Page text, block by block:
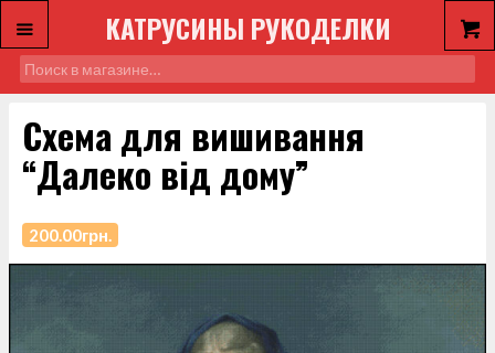
КАТРУСИНЫ РУКОДЕЛКИ
Схема для вишивання
“Далеко від дому”
200.00грн.